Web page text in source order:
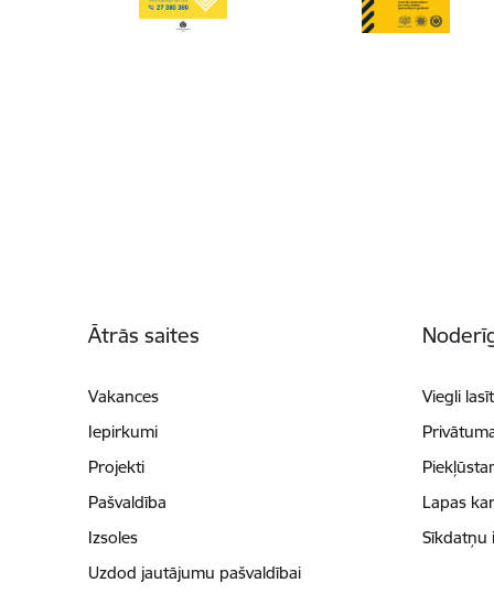
Ātrās saites
Vakances
Iepirkumi
Projekti
Pašvaldība
Izsoles
Uzdod jautājumu pašvaldībai
Viegli lasīt
Lapas
Sīkdatņu